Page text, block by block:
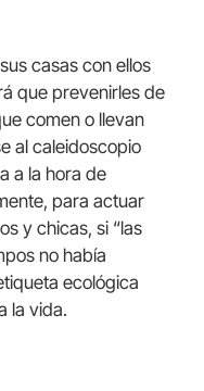
casas con ellos
que prevenirles de
comen o llevan
al caleidoscopio
a la hora de
para actuar
y chicas, si “las
no había
ecológica
la vida.